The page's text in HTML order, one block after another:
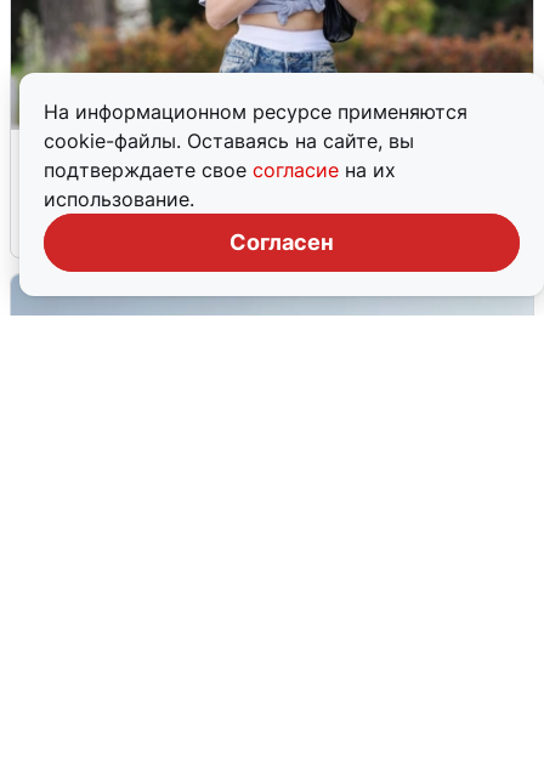
На информационном ресурсе применяются
cookie-файлы. Оставаясь на сайте, вы
подтверждаете свое согласие на их
использование.
Согласен
Волгоградцы остались без
мобильного интернета
6 августа